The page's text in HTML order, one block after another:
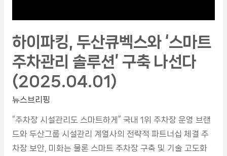
하이파킹, 두산큐벡스와 ‘스마트
주차관리 솔루션’ 구축 나선다
(2025.04.01)
뉴스브리핑
“주차장 시설관리도 스마트하게” 국내 1위 주차장 운영 브랜
드와 두산그룹 시설관리 계열사의 전략적 파트너십 체결 주
차장 보안, 미화는 물론 스마트 주차장 구축 및 기술 고도화